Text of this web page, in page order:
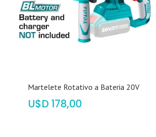
Martelete Rotativo a Bateria 20V
$ 178,00